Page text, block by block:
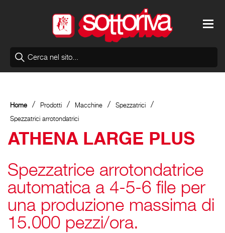
Home / Prodotti / Macchine / Spezzatrici /
Spezzatrici arrotondatrici
ATHENA LARGE PLUS
Spezzatrice arrotondatrice
automatica a 4-5-6 file per
una produzione massima di
15.000 pezzi/ora.